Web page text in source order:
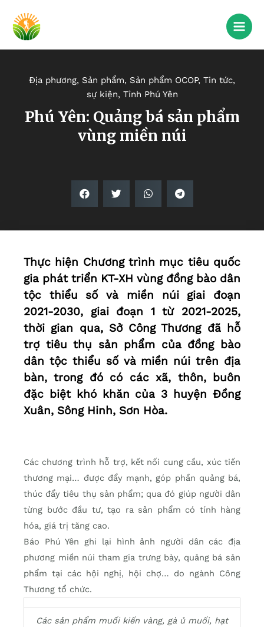
Địa phương, Sản phẩm, Sản phẩm OCOP, Tin tức,
sự kiện, Tỉnh Phú Yên
Phú Yên: Quảng bá sản phẩm
vùng miền núi
Thực hiện Chương trình mục tiêu quốc
gia phát triển KT-XH vùng đồng bào dân
tộc thiểu số và miền núi giai đoạn
2021-2030, giai đoạn 1 từ 2021-2025,
thời gian qua, Sở Công Thương đã hỗ
trợ tiêu thụ sản phẩm của đồng bào
dân tộc thiểu số và miền núi trên địa
bàn, trong đó có các xã, thôn, buôn
đặc biệt khó khăn của 3 huyện Đồng
Xuân, Sông Hinh, Sơn Hòa.
Các chương trình hỗ trợ, kết nối cung cầu, xúc tiến
thương mại… được đẩy mạnh, góp phần quảng bá,
thúc đẩy tiêu thụ sản phẩm; qua đó giúp người dân
từng bước đầu tư, tạo ra sản phẩm có tính hàng
hóa, giá trị tăng cao.
Báo Phú Yên ghi lại hình ảnh người dân các địa
phương miền núi tham gia trưng bày, quảng bá sản
phẩm tại các hội nghị, hội chợ… do ngành Công
Thương tổ chức.
Các sản phẩm muối kiến vàng, gà ủ muối, hạt